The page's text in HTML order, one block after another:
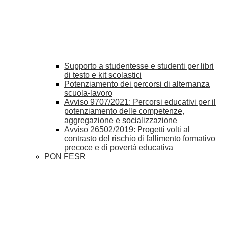
Supporto a studentesse e studenti per libri
di testo e kit scolastici
Potenziamento dei percorsi di alternanza
scuola-lavoro
Avviso 9707/2021: Percorsi educativi per il
potenziamento delle competenze,
aggregazione e socializzazione
Avviso 26502/2019: Progetti volti al
contrasto del rischio di fallimento formativo
precoce e di povertà educativa
PON FESR